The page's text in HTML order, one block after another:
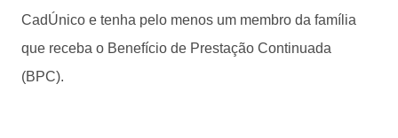
CadÚnico e tenha pelo menos um membro da família
que receba o Benefício de Prestação Continuada
(BPC).